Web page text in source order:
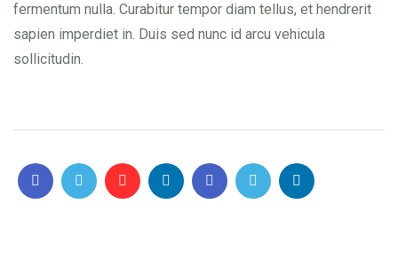
fermentum nulla. Curabitur tempor diam tellus, et hendrerit
sapien imperdiet in. Duis sed nunc id arcu vehicula
sollicitudin.